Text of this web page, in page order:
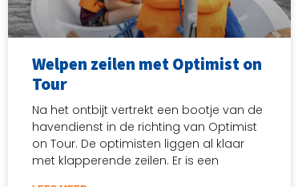
Welpen zeilen met Optimist on
Tour
Na het ontbijt vertrekt een bootje van de
havendienst in de richting van Optimist
on Tour. De optimisten liggen al klaar
met klapperende zeilen. Er is een